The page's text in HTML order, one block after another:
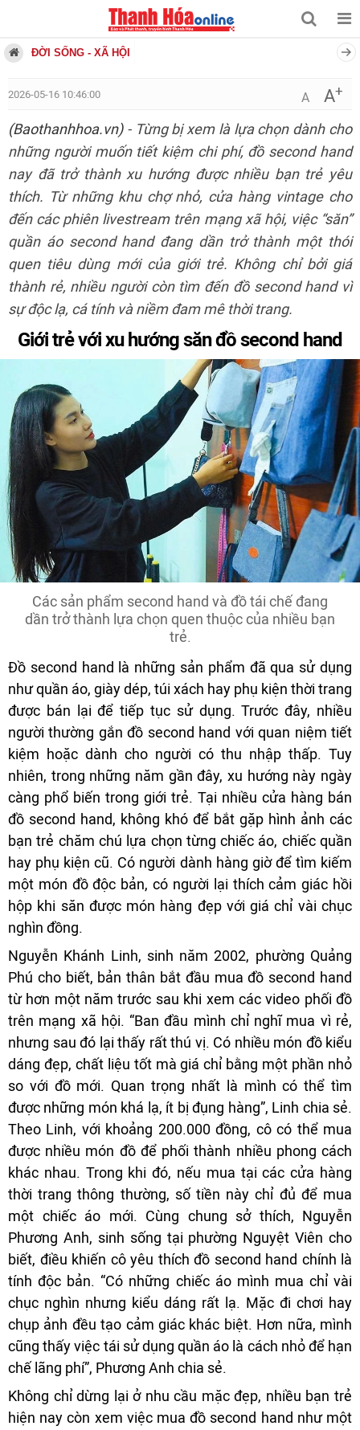
ĐỜI SỐNG - XÃ HỘI
2026-05-16 10:46:00 A A+
(Baothanhhoa.vn)- Từng bị xem là lựa chọn dành cho
những người muốn tiết kiệm chi phí, đồ second hand
nay đã trở thành xu hướng được nhiều bạn trẻ yêu
thích. Từ những khu chợ nhỏ, cửa hàng vintage cho
đến các phiên livestream trên mạng xã hội, việc “săn”
quần áo second hand đang dần trở thành một thói
quen tiêu dùng mới của giới trẻ. Không chỉ bởi giá
thành rẻ, nhiều người còn tìm đến đồ second hand vì
sự độc lạ, cá tính và niềm đam mê thời trang.
Giới trẻ với xu hướng săn đồ second hand
Các sản phẩm second hand và đồ tái chế đang
dần trở thành lựa chọn quen thuộc của nhiều bạn
trẻ.
Đồ second hand là những sản phẩm đã qua sử dụng
như quần áo, giày dép, túi xách hay phụ kiện thời trang
được bán lại để tiếp tục sử dụng. Trước đây, nhiều
người thường gắn đồ second hand với quan niệm tiết
kiệm hoặc dành cho người có thu nhập thấp. Tuy
nhiên, trong những năm gần đây, xu hướng này ngày
càng phổ biến trong giới trẻ. Tại nhiều cửa hàng bán
đồ second hand, không khó để bắt gặp hình ảnh các
bạn trẻ chăm chú lựa chọn từng chiếc áo, chiếc quần
hay phụ kiện cũ. Có người dành hàng giờ để tìm kiếm
một món đồ độc bản, có người lại thích cảm giác hồi
hộp khi săn được món hàng đẹp với giá chỉ vài chục
nghìn đồng.
Nguyễn Khánh Linh, sinh năm 2002, phường Quảng
Phú cho biết, bản thân bắt đầu mua đồ second hand
từ hơn một năm trước sau khi xem các video phối đồ
trên mạng xã hội. “Ban đầu mình chỉ nghĩ mua vì rẻ,
nhưng sau đó lại thấy rất thú vị. Có nhiều món đồ kiểu
dáng đẹp, chất liệu tốt mà giá chỉ bằng một phần nhỏ
so với đồ mới. Quan trọng nhất là mình có thể tìm
được những món khá lạ, ít bị đụng hàng”, Linh chia sẻ.
Theo Linh, với khoảng 200.000 đồng, cô có thể mua
được nhiều món đồ để phối thành nhiều phong cách
khác nhau. Trong khi đó, nếu mua tại các cửa hàng
thời trang thông thường, số tiền này chỉ đủ để mua
một chiếc áo mới. Cùng chung sở thích, Nguyễn
Phương Anh, sinh sống tại phường Nguyệt Viên cho
biết, điều khiến cô yêu thích đồ second hand chính là
tính độc bản. “Có những chiếc áo mình mua chỉ vài
chục nghìn nhưng kiểu dáng rất lạ. Mặc đi chơi hay
chụp ảnh đều tạo cảm giác khác biệt. Hơn nữa, mình
cũng thấy việc tái sử dụng quần áo là cách nhỏ để hạn
chế lãng phí”, Phương Anh chia sẻ.
Không chỉ dừng lại ở nhu cầu mặc đẹp, nhiều bạn trẻ
hiện nay còn xem việc mua đồ second hand như một